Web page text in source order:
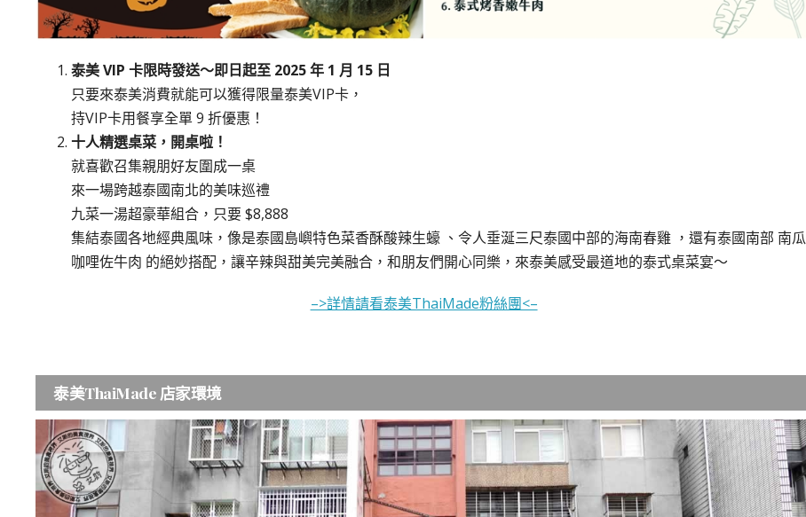
泰美 VIP 卡限時發送～即日起至 2025 年 1 月 15 日
只要來泰美消費就能可以獲得限量泰美VIP卡，
持VIP卡用餐享全單 9 折優惠！
十人精選桌菜，開桌啦！
就喜歡召集親朋好友圍成一桌
來一場跨越泰國南北的美味巡禮
九菜一湯超豪華組合，只要 $8,888
集結泰國各地經典風味，像是泰國島嶼特色菜香酥酸辣生蠔 、令人垂涎三尺泰國中部的海南春雞 ，還有泰國南部 南瓜
咖哩佐牛肉 的絕妙搭配，讓辛辣與甜美完美融合，和朋友們開心同樂，來泰美感受最道地的泰式桌菜宴～
–>詳情請看泰美ThaiMade粉絲團<–
泰美ThaiMade 店家環境